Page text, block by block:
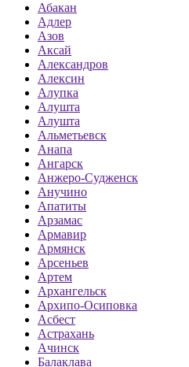
Абакан
Адлер
Азов
Аксай
Александров
Алексин
Алупка
Алушта
Алушта
Альметьевск
Анапа
Ангарск
Анжеро-Судженск
Анучино
Апатиты
Арзамас
Армавир
Армянск
Арсеньев
Артем
Архангельск
Архипо-Осиповка
Асбест
Астрахань
Ачинск
Балаклава